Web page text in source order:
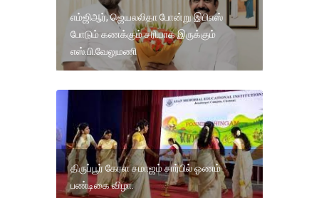
எம்ஜிஆர், ஜெயலலிதா போன்று இபிஎஸ்
போடும் கணக்கும் சரியாக இருக்கும்
எஸ்.பி.வேலுமணி
திருப்பூர் கேரள சமாஜம் சார்பில் ஓணம்
பண்டிகை விழா.